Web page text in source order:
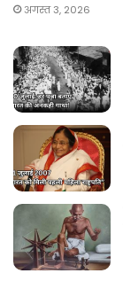
अगस्त 3, 2026